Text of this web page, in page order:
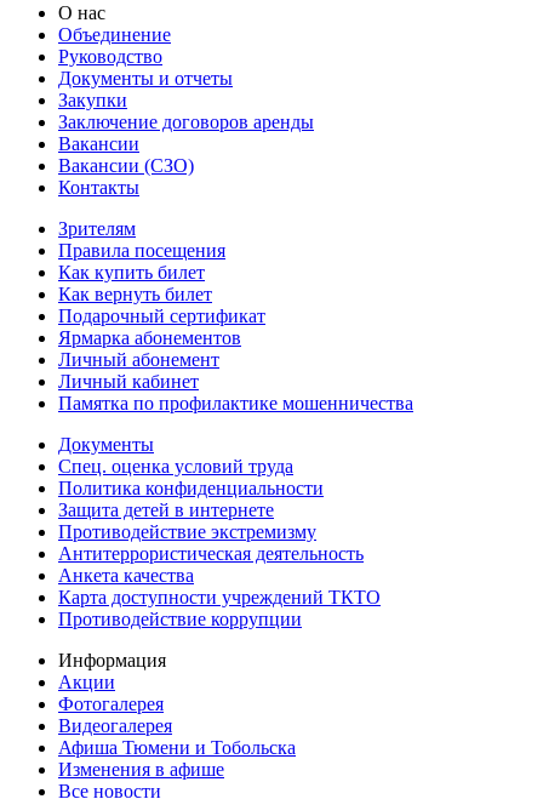
О нас
Объединение
Руководство
Документы и отчеты
Закупки
Заключение договоров аренды
Вакансии
Вакансии (СЗО)
Контакты
Зрителям
Правила посещения
Как купить билет
Как вернуть билет
Подарочный сертификат
Ярмарка абонементов
Личный абонемент
Личный кабинет
Памятка по профилактике мошенничества
Документы
Спец. оценка условий труда
Политика конфиденциальности
Защита детей в интернете
Противодействие экстремизму
Антитеррористическая деятельность
Анкета качества
Карта доступности учреждений ТКТО
Противодействие коррупции
Информация
Акции
Фотогалерея
Видеогалерея
Афиша Тюмени и Тобольска
Изменения в афише
Все новости